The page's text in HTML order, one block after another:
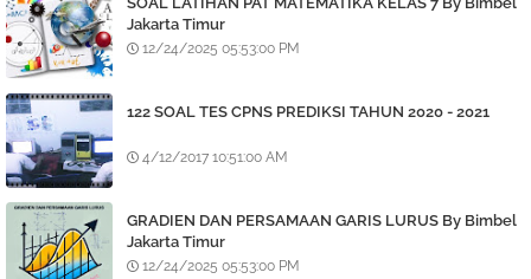
Jakarta Timur
12/24/2025 05:53:00 PM
122 SOAL TES CPNS PREDIKSI TAHUN 2020 - 2021
4/12/2017 10:51:00 AM
GRADIEN DAN PERSAMAAN GARIS LURUS By Bimbel
Jakarta Timur
12/24/2025 05:53:00 PM